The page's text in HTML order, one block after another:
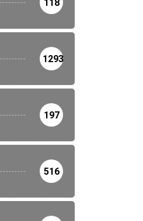
118
1293
197
516